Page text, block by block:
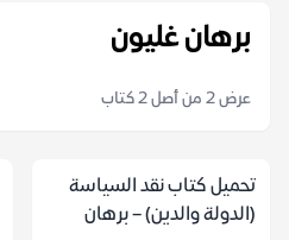
برهان غليون
عرض 2 من أصل 2 كتاب
تحميل كتاب نقد السياسة
(الدولة والدين) – برهان